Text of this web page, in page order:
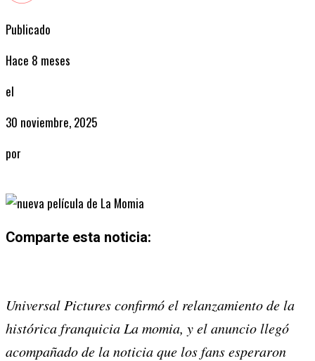
Publicado
Hace 8 meses
el
30 noviembre, 2025
por
Comparte esta noticia:
X
(Twitter)
Facebook
EmailWhatsApp
Pinterest
LinkedIn
Universal Pictures confirmó el relanzamiento de la
histórica franquicia La momia, y el anuncio llegó
acompañado de la noticia que los fans esperaron